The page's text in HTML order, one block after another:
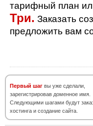
тарифный план
Три. Заказать
предложить вам
Первый шаг вы уже сделали,
зарегистрировав доменное имя.
Следующими шагами будут
хостинга и создание сайта.